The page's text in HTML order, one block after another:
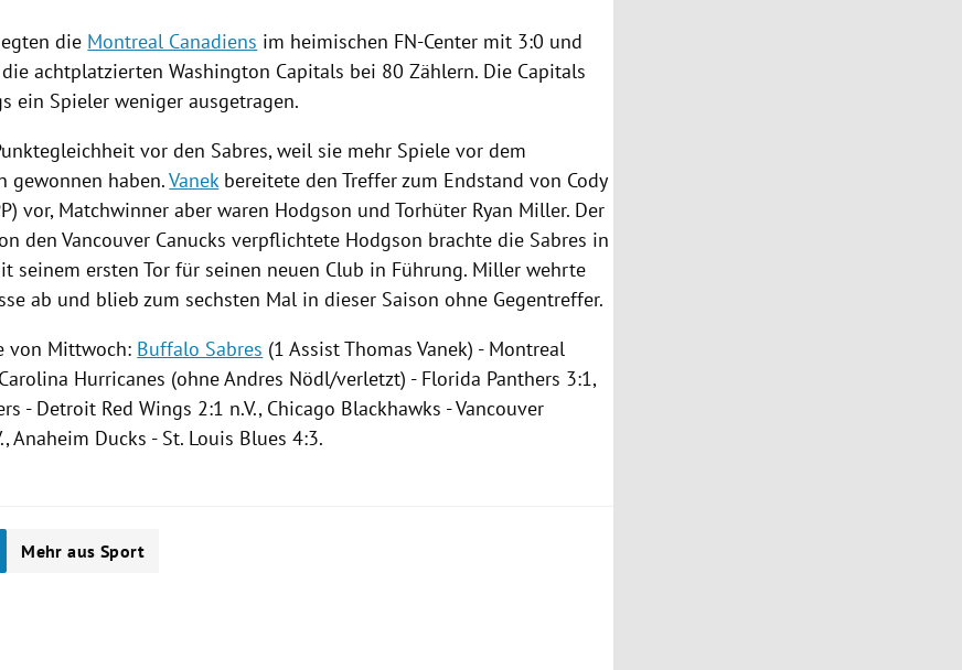
die Montreal Canadiens im heimischen FN-Center mit 3:0 und
dieachtplatzierten Washington Capitals bei 80 Zählern. Die Capitals
ein Spieler weniger ausgetragen.
vor den Sabres, weil sie mehr Spiele vor dem
gewonnen haben.Vanekbereitete den Treffer zum Endstand von Cody
vor, Matchwinner aber waren Hodgson und Torhüter Ryan Miller. Der
denVancouver Canucks verpflichtete Hodgson brachte die Sabres in
seinem ersten Tor für seinen neuen Club in Führung. Miller wehrte
ab und blieb zum sechsten Mal in dieser Saison ohne Gegentreffer.
von Mittwoch: Buffalo Sabres (1 AssistThomas Vanek) - Montreal
Carolina Hurricanes (ohneAndres Nödl/verletzt) - Florida Panthers 3:1,
- Detroit Red Wings 2:1 n.V., Chicago Blackhawks -Vancouver
Anaheim Ducks - St. Louis Blues 4:3.
Mehr aus Sport